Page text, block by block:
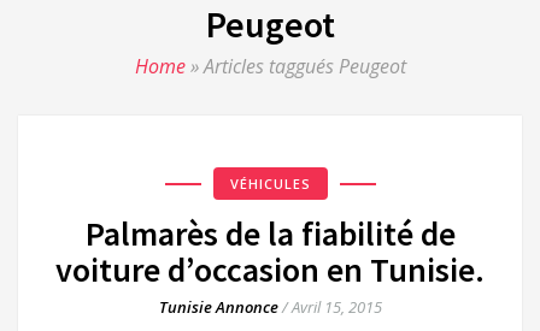
Peugeot
Home»Articles taggués Peugeot
VÉHICULES
Palmarès de la fiabilité de
voiture d’occasion en Tunisie.
Tunisie Annonce/Avril 15, 2015